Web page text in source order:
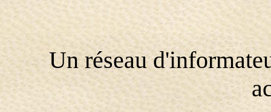
Un réseau